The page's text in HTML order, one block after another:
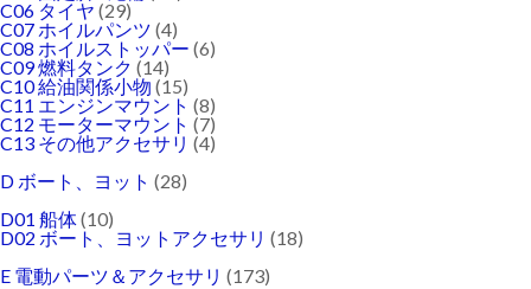
C06 タイヤ (29)
C07 ホイルパンツ (4)
C08 ホイルストッパー (6)
C09 燃料タンク (14)
C10 給油関係小物 (15)
C11 エンジンマウント (8)
C12 モーターマウント (7)
C13 その他アクセサリ (4)
D ボート、ヨット (28)
D01 船体(10)
D02 ボート、ヨットアクセサリ (18)
E 電動パーツ＆アクセサリ (173)